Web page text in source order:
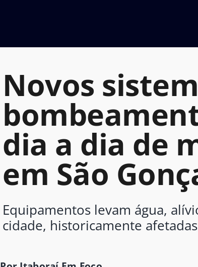
Novos
dia a dia de
em São
Equipamentos levam água,
cidade, historicamente